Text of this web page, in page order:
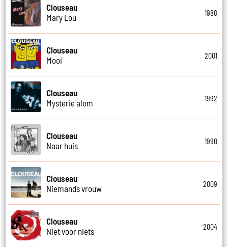
Clouseau
Mary Lou
1988
Clouseau
Mooi
2001
Clouseau
Mysterie alom
1992
Clouseau
Naar huis
1990
Clouseau
Niemands vrouw
2009
Clouseau
Niet voor niets
2004